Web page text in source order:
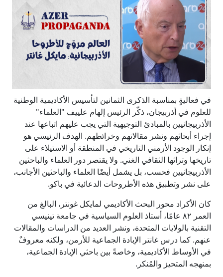
في فعاليةٍ بمناسبة الذكرى الثمانين لتأسيس الأكاديمية الوطنية
للعلوم في أذربيجان، ذكّر الرئيس إلهام علييف "العلماء"
الأذربيجانيين بالمبادئ التوجيهية التي يجب عليهم اتباعها عند
إجراء أبحاثهم ونشر مقالاتهم وخرائطهم. الهدف الرئيسي هو
إنكار الوجود الأرمني التاريخي في المنطقة أو الاستيلاء على
تاريخها وتراثها الثقافي الغني. ولا يقتصر دور العلماء والباحثين
الأذربيجانيين فحسب، بل يشمل أيضًا العلماء والباحثين الأجانب،
على نشر وتطبيق هذه الأطروحات الدعائية في باكو.
كان الأكراد محور البحث الأكاديمي لمايكل غونتر، البالغ من
العمر ٨٢ عامًا، أستاذ العلوم السياسية في جامعة تينيسي
التقنية بالولايات المتحدة، ونشر العديد من الدراسات والمقالات
عنهم. كما درس غانتر الإبادة الجماعية للأرمن، ولكنه معروفٌ
في الأوساط الأكاديمية، وخاصةً بين باحثي الإبادة الجماعية،
بمنهجه المتحيز والمُنكر.